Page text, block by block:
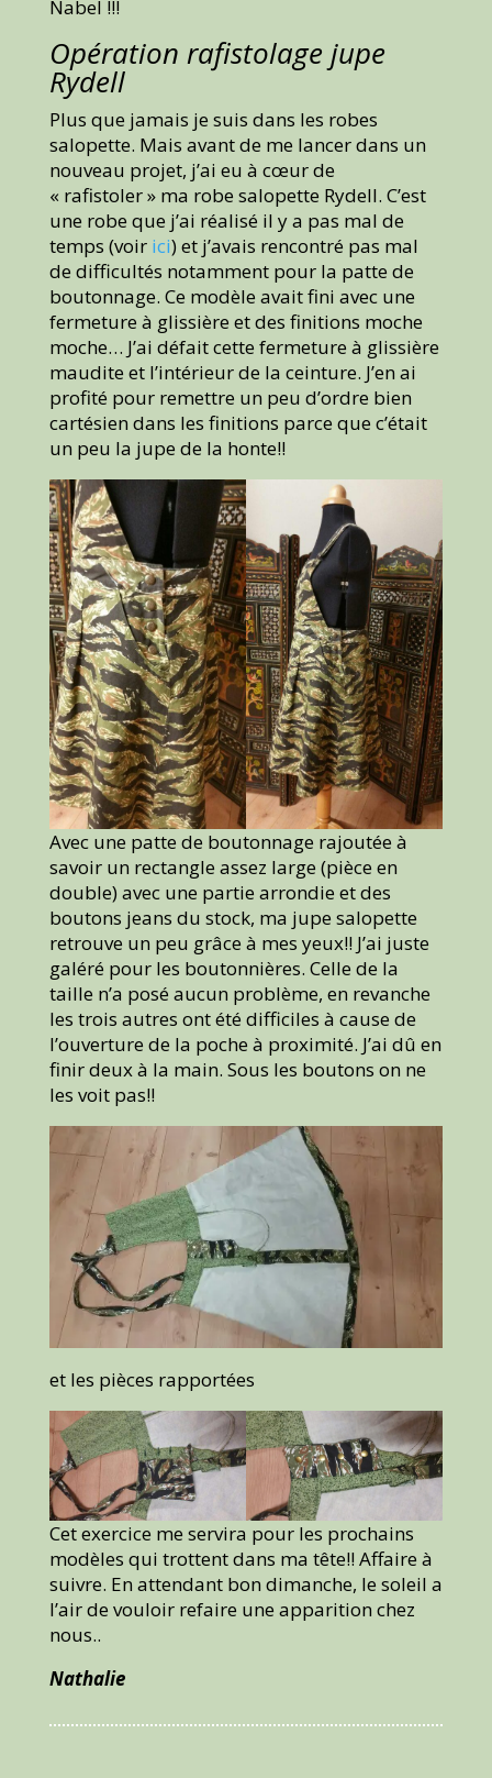
Nabel !!!
Opération rafistolage jupe
Rydell
Plus que jamais je suis dans les robes
salopette. Mais avant de me lancer dans un
nouveau projet, j’ai eu à cœur de
« rafistoler » ma robe salopette Rydell. C’est
une robe que j’ai réalisé il y a pas mal de
temps (voir ici) et j’avais rencontré pas mal
de difficultés notamment pour la patte de
boutonnage. Ce modèle avait fini avec une
fermeture à glissière et des finitions moche
moche… J’ai défait cette fermeture à glissière
maudite et l’intérieur de la ceinture. J’en ai
profité pour remettre un peu d’ordre bien
cartésien dans les finitions parce que c’était
un peu la jupe de la honte!!
Avec une patte de boutonnage rajoutée à
savoir un rectangle assez large (pièce en
double) avec une partie arrondie et des
boutons jeans du stock, ma jupe salopette
retrouve un peu grâce à mes yeux!! J’ai juste
galéré pour les boutonnières. Celle de la
taille n’a posé aucun problème, en revanche
les trois autres ont été difficiles à cause de
l’ouverture de la poche à proximité. J’ai dû en
finir deux à la main. Sous les boutons on ne
les voit pas!!
et les pièces rapportées
Cet exercice me servira pour les prochains
modèles qui trottent dans ma tête!! Affaire à
suivre. En attendant bon dimanche, le soleil a
l’air de vouloir refaire une apparition chez
nous..
Nathalie